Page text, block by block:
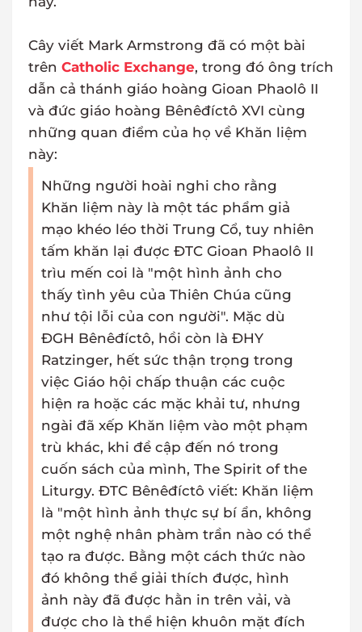
Cây viết Mark Armstrong đã có một bài
trên Catholic Exchange, trong đó ông trích
dẫn cả thánh giáo hoàng Gioan Phaolô II
và đức giáo hoàng Bênêđíctô XVI cùng
những quan điểm của họ về Khăn liệm
này:
Những người hoài nghi cho rằng
Khăn liệm này là một tác phẩm giả
mạo khéo léo thời Trung Cổ, tuy nhiên
tấm khăn lại được ĐTC Gioan Phaolô II
trìu mến coi là "một hình ảnh cho
thấy tình yêu của Thiên Chúa cũng
như tội lỗi của con người". Mặc dù
ĐGH Bênêđíctô, hồi còn là ĐHY
Ratzinger, hết sức thận trọng trong
việc Giáo hội chấp thuận các cuộc
hiện ra hoặc các mặc khải tư, nhưng
ngài đã xếp Khăn liệm vào một phạm
trù khác, khi đề cập đến nó trong
cuốn sách của mình, The Spirit of the
Liturgy. ĐTC Bênêđíctô viết: Khăn liệm
là "một hình ảnh thực sự bí ẩn, không
một nghệ nhân phàm trần nào có thể
tạo ra được. Bằng một cách thức nào
đó không thể giải thích được, hình
ảnh này đã được hằn in trên vải, và
được cho là thể hiện khuôn mặt đích